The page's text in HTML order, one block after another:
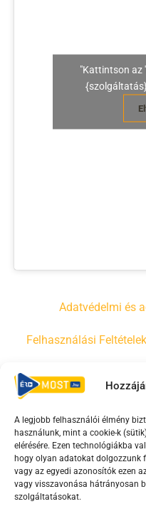
A legjobb felhasználói élmény
használunk, mint a cookie-k
elérésére. Ezen technológiákba
hogy olyan adatokat dolgozzunk
vagy az egyedi azonosítók ezen
vagy visszavonása hátrányosan
szolgáltatásokat.
"Kattintson az
Adatvédelmi és
Felhasználási Feltételek
Irányelvek
F
a
c
e
b
Y
o
u
t
u
T
i
k
t